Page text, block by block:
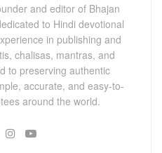
and editor of Bhajan
to Hindi devotional
in publishing and
chalisas, mantras, and
to preserving authentic
accurate, and easy-to-
around the world.